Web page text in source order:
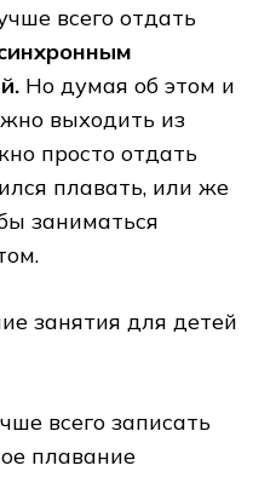
всего отдать
Но думая об этом и
выходить из
просто отдать
плавать, или же
заниматься
всего записать
плавание